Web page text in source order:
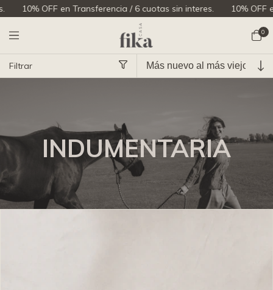
/ 6 cuotas sin interes. 10% OFF en Transferencia / 6 cuotas sin
0
Filtrar
Inicio > INDUMENTARIA breadcrumbs.fika-company
INDUMENTARIA